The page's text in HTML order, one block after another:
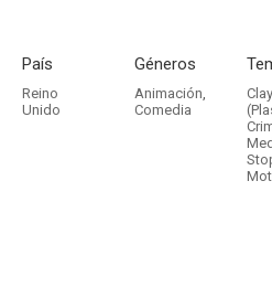
País
Reino
Unido
Géneros
Animación,
Comedia